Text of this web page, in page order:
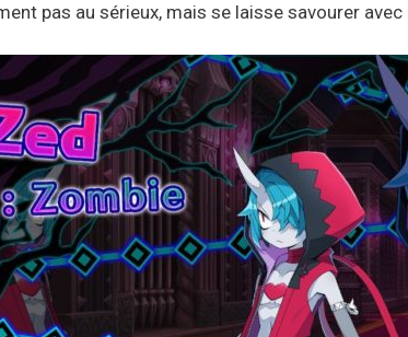
pas au sérieux, mais se laisse savourer